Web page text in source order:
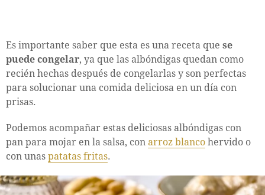
Es importante saber que esta es una receta que se
puede congelar, ya que las albóndigas quedan como
recién hechas después de congelarlas y son perfectas
para solucionar una comida deliciosa en un día con
prisas.
Podemos acompañar estas deliciosas albóndigas con
pan para mojar en la salsa, con arroz blanco hervido o
con unas patatas fritas.